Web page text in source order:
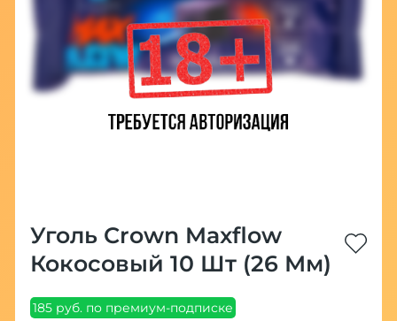
Уголь Crown Maxflow
Кокосовый 10 Шт (26 Мм)
185 руб. по премиум-подписке